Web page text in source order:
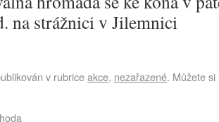
na strážnici v Jilemnici
v rubriceakce, nezařazené. Můžete